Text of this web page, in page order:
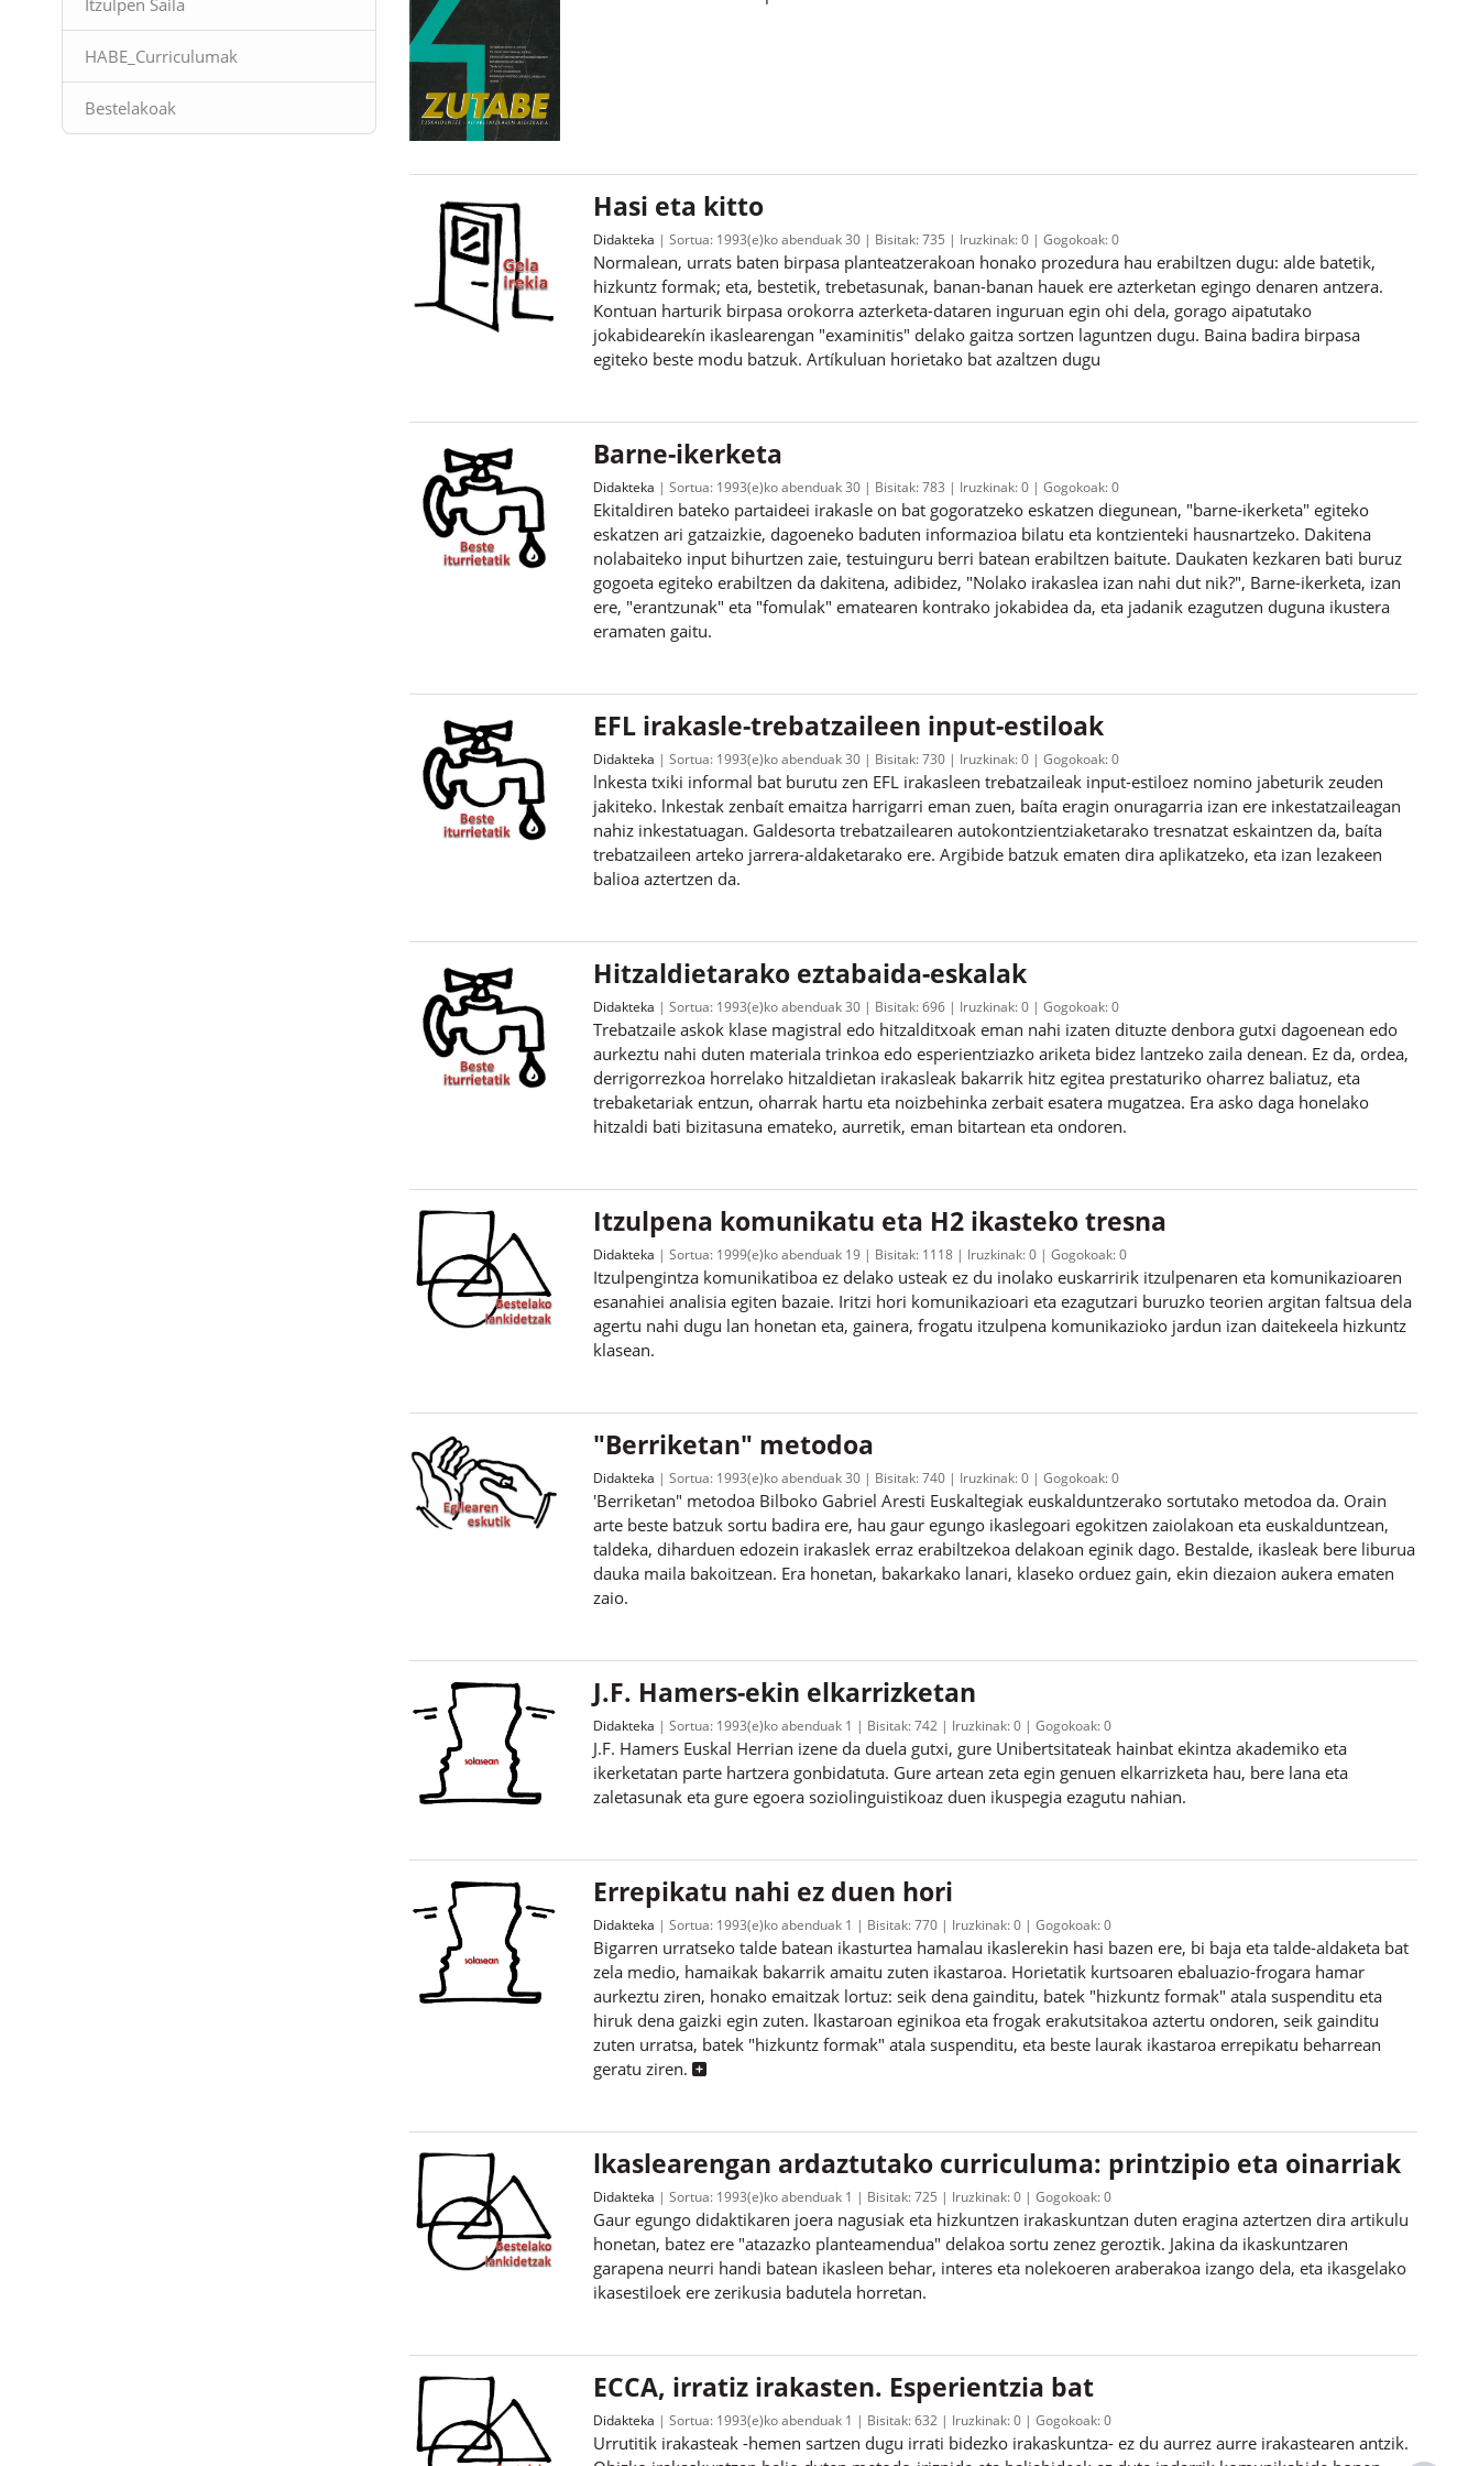
Itzulpen Saila
HABE_Curriculumak
Bestelakoak
Hasi eta kitto
Didakteka Sortua: 1993(e)ko abenduak 30 Bisitak:735 Iruzkinak:0 Gogokoak:0
Normalean, urrats baten birpasa planteatzerakoan honako prozedura hau erabiltzen dugu: alde batetik,
hizkuntz formak; eta, bestetik, trebetasunak, banan-banan hauek ere azterketan egingo denaren antzera.
Kontuan harturik birpasa orokorra azterketa-dataren inguruan egin ohi dela, gorago aipatutako
jokabidearekín ikaslearengan "examinitis" delako gaitza sortzen laguntzen dugu. Baina badira birpasa
egiteko beste modu batzuk. Artíkuluan horietako bat azaltzen dugu
Barne-ikerketa
Didakteka Sortua: 1993(e)ko abenduak 30 Bisitak:783 Iruzkinak:0 Gogokoak:0
Ekitaldiren bateko partaideei irakasle on bat gogoratzeko eskatzen diegunean, "barne-ikerketa" egiteko
eskatzen ari gatzaizkie, dagoeneko baduten informazioa bilatu eta kontzienteki hausnartzeko. Dakitena
nolabaiteko input bihurtzen zaie, testuinguru berri batean erabiltzen baitute. Daukaten kezkaren bati buruz
gogoeta egiteko erabiltzen da dakitena, adibidez, "Nolako irakaslea izan nahi dut nik?", Barne-ikerketa, izan
ere, "erantzunak" eta "fomulak" ematearen kontrako jokabidea da, eta jadanik ezagutzen duguna ikustera
eramaten gaitu.
EFL irakasle-trebatzaileen input-estiloak
Didakteka Sortua: 1993(e)ko abenduak 30 Bisitak:730 Iruzkinak:0 Gogokoak:0
lnkesta txiki informal bat burutu zen EFL irakasleen trebatzaileak input-estiloez nomino jabeturik zeuden
jakiteko. lnkestak zenbaít emaitza harrigarri eman zuen, baíta eragin onuragarria izan ere inkestatzaileagan
nahiz inkestatuagan. Galdesorta trebatzailearen autokontzientziaketarako tresnatzat eskaintzen da, baíta
trebatzaileen arteko jarrera-aldaketarako ere. Argibide batzuk ematen dira aplikatzeko, eta izan lezakeen
balioa aztertzen da.
Hitzaldietarako eztabaida-eskalak
Didakteka Sortua: 1993(e)ko abenduak 30 Bisitak:696 Iruzkinak:0 Gogokoak:0
Trebatzaile askok klase magistral edo hitzalditxoak eman nahi izaten dituzte denbora gutxi dagoenean edo
aurkeztu nahi duten materiala trinkoa edo esperientziazko ariketa bidez lantzeko zaila denean. Ez da, ordea,
derrigorrezkoa horrelako hitzaldietan irakasleak bakarrik hitz egitea prestaturiko oharrez baliatuz, eta
trebaketariak entzun, oharrak hartu eta noizbehinka zerbait esatera mugatzea. Era asko daga honelako
hitzaldi bati bizitasuna emateko, aurretik, eman bitartean eta ondoren.
Itzulpena komunikatu eta H2 ikasteko tresna
Didakteka Sortua: 1999(e)ko abenduak 19 Bisitak: 1118 Iruzkinak:0 Gogokoak:0
Itzulpengintza komunikatiboa ez delako usteak ez du inolako euskarririk itzulpenaren eta komunikazioaren
esanahiei analisia egiten bazaie. Iritzi hori komunikazioari eta ezagutzari buruzko teorien argitan faltsua dela
agertu nahi dugu lan honetan eta, gainera, frogatu itzulpena komunikazioko jardun izan daitekeela hizkuntz
klasean.
"Berriketan" metodoa
Didakteka Sortua: 1993(e)ko abenduak 30 Bisitak:740 Iruzkinak:0 Gogokoak:0
'Berriketan" metodoa Bilboko Gabriel Aresti Euskaltegiak euskalduntzerako sortutako metodoa da. Orain
arte beste batzuk sortu badira ere, hau gaur egungo ikaslegoari egokitzen zaiolakoan eta euskalduntzean,
taldeka, diharduen edozein irakaslek erraz erabiltzekoa delakoan eginik dago. Bestalde, ikasleak bere liburua
dauka maila bakoitzean. Era honetan, bakarkako lanari, klaseko orduez gain, ekin diezaion aukera ematen
zaio.
J.F. Hamers-ekin elkarrizketan
Didakteka Sortua: 1993(e)ko abenduak 1 Bisitak:742 Iruzkinak:0 Gogokoak:0
J.F. Hamers Euskal Herrian izene da duela gutxi, gure Unibertsitateak hainbat ekintza akademiko eta
ikerketatan parte hartzera gonbidatuta. Gure artean zeta egin genuen elkarrizketa hau, bere lana eta
zaletasunak eta gure egoera soziolinguistikoaz duen ikuspegia ezagutu nahian.
Errepikatu nahi ez duen hori
Didakteka Sortua: 1993(e)ko abenduak 1 Bisitak:770 Iruzkinak:0 Gogokoak:0
Bigarren urratseko talde batean ikasturtea hamalau ikaslerekin hasi bazen ere, bi baja eta talde-aldaketa bat
zela medio, hamaikak bakarrik amaitu zuten ikastaroa. Horietatik kurtsoaren ebaluazio-frogara hamar
aurkeztu ziren, honako emaitzak lortuz: seik dena gainditu, batek "hizkuntz formak" atala suspenditu eta
hiruk dena gaizki egin zuten. lkastaroan eginikoa eta frogak erakutsitakoa aztertu ondoren, seik gainditu
zuten urratsa, batek "hizkuntz formak" atala suspenditu, eta beste laurak ikastaroa errepikatu beharrean
geratu ziren.
lkaslearengan ardaztutako curriculuma: printzipio eta oinarriak
Didakteka Sortua: 1993(e)ko abenduak 1 Bisitak:725 Iruzkinak:0 Gogokoak:0
Gaur egungo didaktikaren joera nagusiak eta hizkuntzen irakaskuntzan duten eragina aztertzen dira artikulu
honetan, batez ere "atazazko planteamendua" delakoa sortu zenez geroztik. Jakina da ikaskuntzaren
garapena neurri handi batean ikasleen behar, interes eta nolekoeren araberakoa izango dela, eta ikasgelako
ikasestiloek ere zerikusia badutela horretan.
ECCA, irratiz irakasten. Esperientzia bat
Didakteka Sortua: 1993(e)ko abenduak 1 Bisitak:632 Iruzkinak:0 Gogokoak:0
Urrutitik irakasteak -hemen sartzen dugu irrati bidezko irakaskuntza- ez du aurrez aurre irakastearen antzik.